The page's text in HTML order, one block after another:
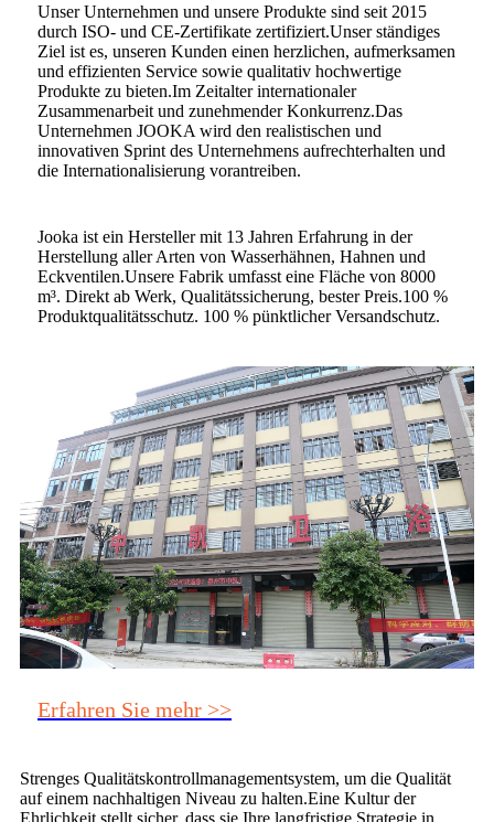
Unser Unternehmen und unsere Produkte sind seit 2015
durch ISO- und CE-Zertifikate zertifiziert.Unser ständiges
Ziel ist es, unseren Kunden einen herzlichen, aufmerksamen
und effizienten Service sowie qualitativ hochwertige
Produkte zu bieten.Im Zeitalter internationaler
Zusammenarbeit und zunehmender Konkurrenz.Das
Unternehmen JOOKA wird den realistischen und
innovativen Sprint des Unternehmens aufrechterhalten und
die Internationalisierung vorantreiben.
Jooka ist ein Hersteller mit 13 Jahren Erfahrung in der
Herstellung aller Arten von Wasserhähnen, Hahnen und
Eckventilen.Unsere Fabrik umfasst eine Fläche von 8000
m³. Direkt ab Werk, Qualitätssicherung, bester Preis.100 %
Produktqualitätsschutz. 100 % pünktlicher Versandschutz.
Erfahren Sie mehr >>
Strenges Qualitätskontrollmanagementsystem, um die Qualität
auf einem nachhaltigen Niveau zu halten.Eine Kultur der